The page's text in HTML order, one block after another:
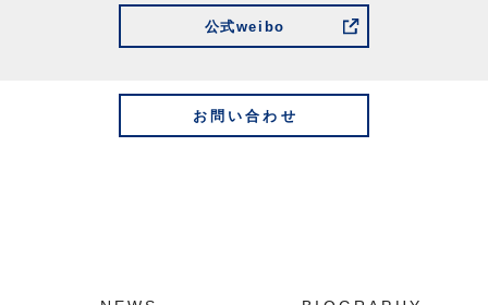
公式weibo
お問い合わせ